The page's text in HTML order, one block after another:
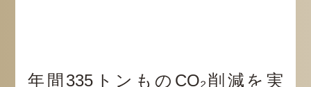
年間335トンものCO₂削減を実